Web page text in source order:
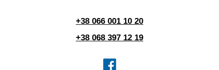
+38 066 001 10 20
+38 068 397 12 19